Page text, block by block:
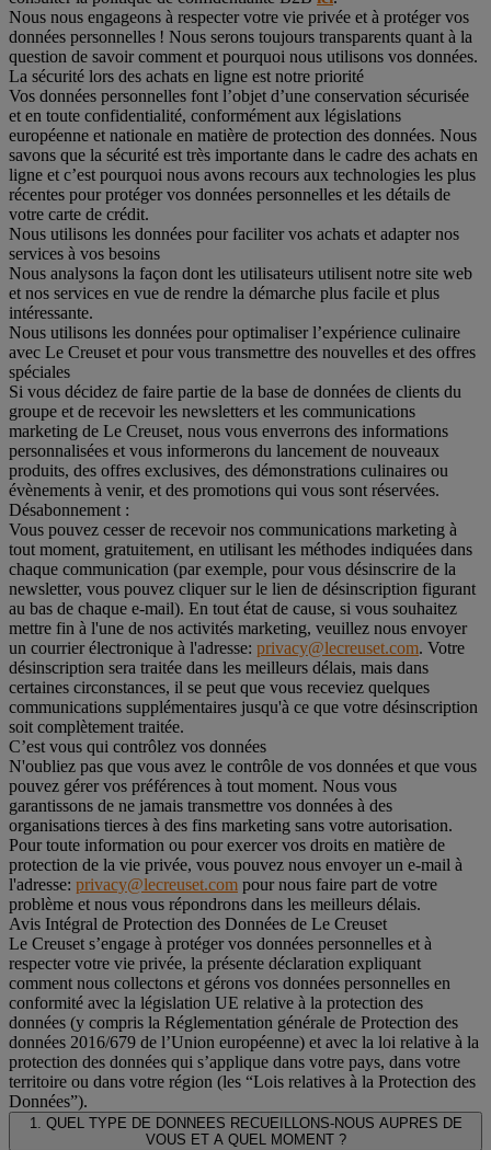
Nous nous engageons à respecter votre vie privée et à protéger vos
données personnelles ! Nous serons toujours transparents quant à la
question de savoir comment et pourquoi nous utilisons vos données.
La sécurité lors des achats en ligne est notre priorité
Vos données personnelles font l’objet d’une conservation sécurisée
et en toute confidentialité, conformément aux législations
européenne et nationale en matière de protection des données. Nous
savons que la sécurité est très importante dans le cadre des achats en
ligne et c’est pourquoi nous avons recours aux technologies les plus
récentes pour protéger vos données personnelles et les détails de
votre carte de crédit.
Nous utilisons les données pour faciliter vos achats et adapter nos
services à vos besoins
Nous analysons la façon dont les utilisateurs utilisent notre site web
et nos services en vue de rendre la démarche plus facile et plus
intéressante.
Nous utilisons les données pour optimaliser l’expérience culinaire
avec Le Creuset et pour vous transmettre des nouvelles et des offres
spéciales
Si vous décidez de faire partie de la base de données de clients du
groupe et de recevoir les newsletters et les communications
marketing de Le Creuset, nous vous enverrons des informations
personnalisées et vous informerons du lancement de nouveaux
produits, des offres exclusives, des démonstrations culinaires ou
évènements à venir, et des promotions qui vous sont réservées.
Désabonnement :
Vous pouvez cesser de recevoir nos communications marketing à
tout moment, gratuitement, en utilisant les méthodes indiquées dans
chaque communication (par exemple, pour vous désinscrire de la
newsletter, vous pouvez cliquer sur le lien de désinscription figurant
au bas de chaque e-mail). En tout état de cause, si vous souhaitez
mettre fin à l'une de nos activités marketing, veuillez nous envoyer
un courrier électronique à l'adresse: privacy@lecreuset.com. Votre
désinscription sera traitée dans les meilleurs délais, mais dans
certaines circonstances, il se peut que vous receviez quelques
communications supplémentaires jusqu'à ce que votre désinscription
soit complètement traitée.
C’est vous qui contrôlez vos données
N'oubliez pas que vous avez le contrôle de vos données et que vous
pouvez gérer vos préférences à tout moment. Nous vous
garantissons de ne jamais transmettre vos données à des
organisations tierces à des fins marketing sans votre autorisation.
Pour toute information ou pour exercer vos droits en matière de
protection de la vie privée, vous pouvez nous envoyer un e-mail à
l'adresse: privacy@lecreuset.com pour nous faire part de votre
problème et nous vous répondrons dans les meilleurs délais.
Avis Intégral de Protection des Données de Le Creuset
Le Creuset s’engage à protéger vos données personnelles et à
respecter votre vie privée, la présente déclaration expliquant
comment nous collectons et gérons vos données personnelles en
conformité avec la législation UE relative à la protection des
données (y compris la Réglementation générale de Protection des
données 2016/679 de l’Union européenne) et avec la loi relative à la
protection des données qui s’applique dans votre pays, dans votre
territoire ou dans votre région (les “Lois relatives à la Protection des
Données”).
1. QUEL TYPE DE DONNEES RECUEILLONS-NOUS AUPRES DE
VOUS ET A QUEL MOMENT ?